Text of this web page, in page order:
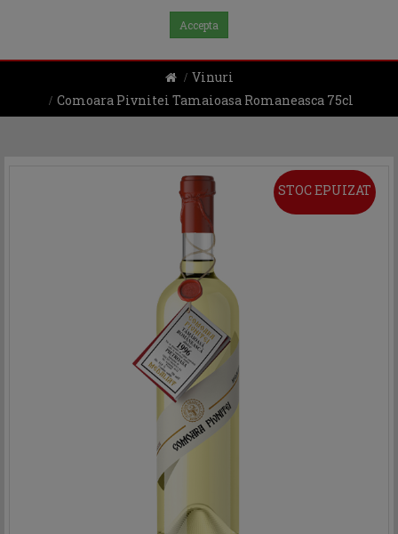
Accepta
Vinuri
Comoara Pivnitei Tamaioasa Romaneasca 75cl
STOC EPUIZAT